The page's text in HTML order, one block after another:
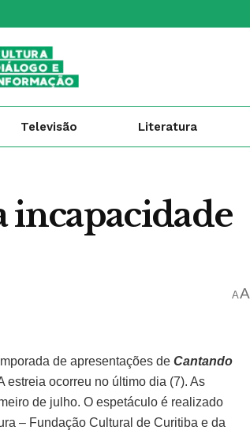
Televisão Literatura
incapacidade
AA
de apresentações de Cantando
estreia ocorreu no último dia (7). As
de julho. O espetáculo é realizado
– Fundação Cultural de Curitiba e da